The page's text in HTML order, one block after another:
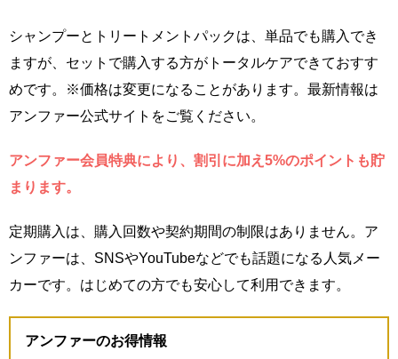
シャンプーとトリートメントパックは、単品でも購入でき
ますが、セットで購入する方がトータルケアできておすす
めです。※価格は変更になることがあります。最新情報は
アンファー公式サイトをご覧ください。
アンファー会員特典により、割引に加え5%のポイントも貯
まります。
定期購入は、購入回数や契約期間の制限はありません。ア
ンファーは、SNSやYouTubeなどでも話題になる人気メー
カーです。はじめての方でも安心して利用できます。
アンファーのお得情報